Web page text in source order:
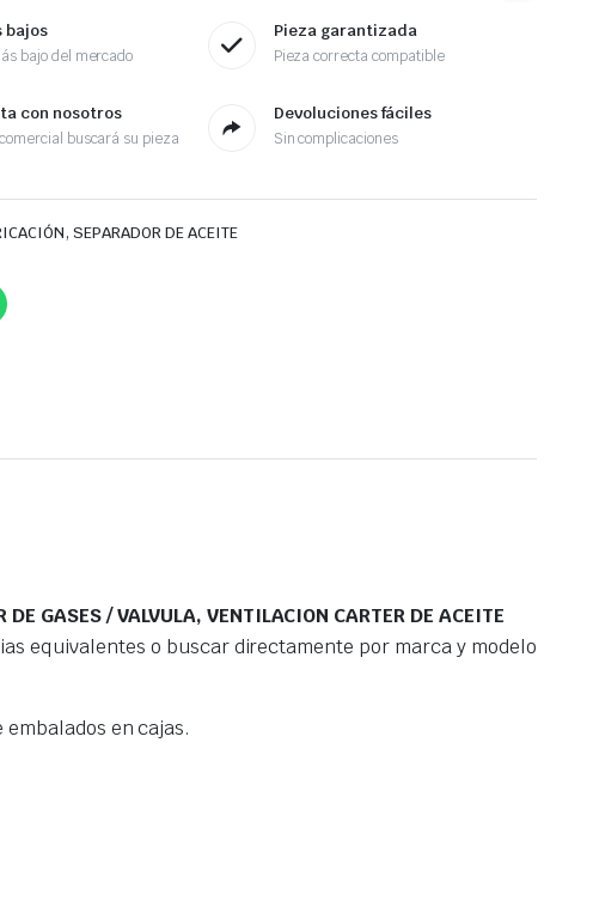
bajos
bajo del mercado
Pieza garantizada
Pieza correcta compatible
con nosotros
buscará su pieza
Devoluciones fáciles
Sin complicaciones
, SEPARADOR DE ACEITE
DE GASES / VALVULA, VENTILACION CARTER DE ACEITE
equivalentes o buscar directamente por marca y modelo
en cajas.